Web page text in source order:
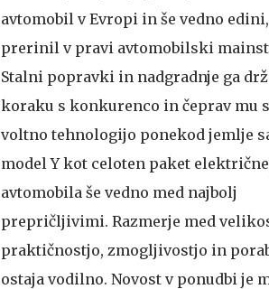
avtomobil v Evropi in še vedno
prerinil v pravi avtomobilski
Stalni popravki in nadgradnje ga
koraku s konkurenco in čeprav mu
voltno tehnologijo ponekod jemlje
model Y kot celoten paket
avtomobila še vedno med najbolj
prepričljivimi. Razmerje med
praktičnostjo, zmogljivostjo in
ostaja vodilno. Novost v ponudbi je